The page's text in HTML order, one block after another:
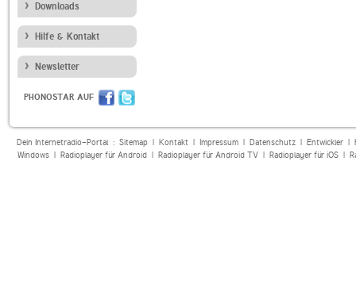
Downloads
Hilfe & Kontakt
Newsletter
PHONOSTAR AUF
Dein Internetradio-Portal : Sitemap| Kontakt| Impressum| Datenschutz| Entwickler|
Windows| Radioplayer für Android| Radioplayer für Android TV| Radioplayer für iOS|